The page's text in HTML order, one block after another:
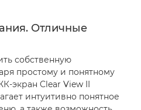
Отличные
собственную
простому и понятному
экран Clear View II
интуитивно понятное